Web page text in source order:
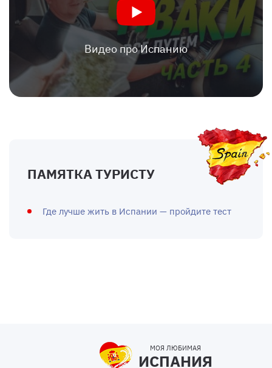
Видео про Испанию
ПАМЯТКА ТУРИСТУ
Где лучше жить в Испании — пройдите тест
МОЯ ЛЮБИМАЯ
ИСПАНИЯ